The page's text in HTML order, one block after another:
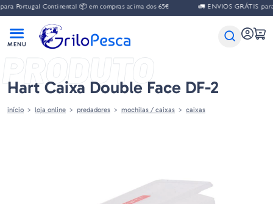
Portugal Continental 📦 em compras acima dos 65€ 🚛 ENVIOS GRÁTIS
PRODUTO
Hart Caixa Double Face DF-2
início loja online predadores mochilas / caixas caixas